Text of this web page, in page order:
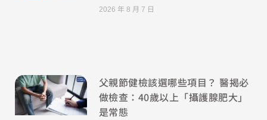
2026 年 8 月 7 日
父親節健檢該選哪些項目？ 醫揭必
做檢查：40歲以上「攝護腺肥大」
是常態